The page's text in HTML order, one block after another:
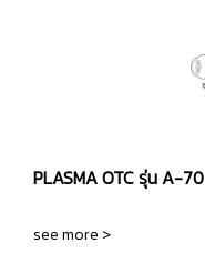
PLASMA OTC รุ่น A-70
see more >